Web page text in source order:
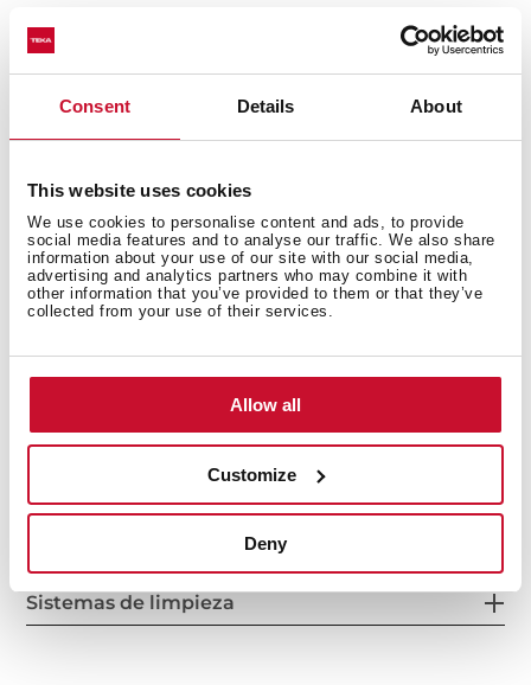
Consent Details About
This website uses cookies
We use cookies to personalise content and ads, to provide
social media features and to analyse our traffic. We also share
information about your use of our site with our social media,
advertising and analytics partners who may combine it with
other information that you’ve provided to them or that they’ve
collected from your use of their services.
Allow all
Customize
Deny
Características
Conexión eléctrica
Sistema de seguridad
Sistemas de limpieza